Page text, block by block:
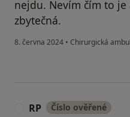
nejdu. Nevím čím to
zbytečná.
8. června 2024 • Chirurgická
RP Číslo ověřené